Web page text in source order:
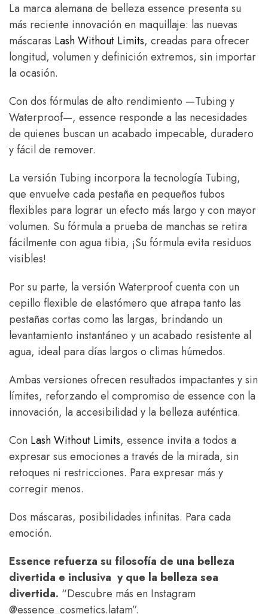
La marca alemana de belleza essence presenta su
más reciente innovación en maquillaje: las nuevas
máscaras Lash Without Limits, creadas para ofrecer
longitud, volumen y definición extremos, sin importar
la ocasión.
Con dos fórmulas de alto rendimiento —Tubing y
Waterproof—, essence responde a las necesidades
de quienes buscan un acabado impecable, duradero
y fácil de remover.
La versión Tubing incorpora la tecnología Tubing,
que envuelve cada pestaña en pequeños tubos
flexibles para lograr un efecto más largo y con mayor
volumen. Su fórmula a prueba de manchas se retira
fácilmente con agua tibia, ¡Su fórmula evita residuos
visibles!
Por su parte, la versión Waterproof cuenta con un
cepillo flexible de elastómero que atrapa tanto las
pestañas cortas como las largas, brindando un
levantamiento instantáneo y un acabado resistente al
agua, ideal para días largos o climas húmedos.
Ambas versiones ofrecen resultados impactantes y sin
límites, reforzando el compromiso de essence con la
innovación, la accesibilidad y la belleza auténtica.
Con Lash Without Limits, essence invita a todos a
expresar sus emociones a través de la mirada, sin
retoques ni restricciones. Para expresar más y
corregir menos.
Dos máscaras, posibilidades infinitas. Para cada
emoción.
Essence refuerza su filosofía de una belleza
divertida e inclusiva y que la belleza sea
divertida. “Descubre más en Instagram
@essence_cosmetics.latam”.